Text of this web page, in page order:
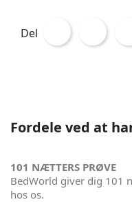
Del
Fordele ved at
101 NÆTTERS PRØVE
BedWorld giver dig 101
hos os.